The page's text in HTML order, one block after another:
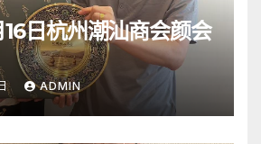
日杭州潮汕商会颜会
ADMIN